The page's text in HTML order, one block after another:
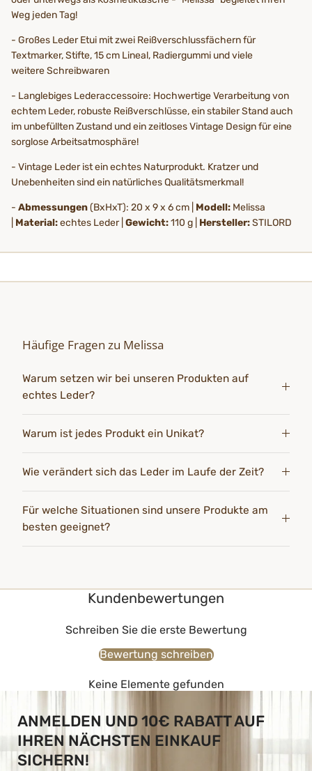
Weg jeden Tag!
- Großes Leder Etui mit zwei Reißverschlussfächern für
Textmarker, Stifte, 15 cm Lineal, Radiergummi und viele
weitere Schreibwaren
- Langlebiges Lederaccessoire: Hochwertige Verarbeitung von
echtem Leder, robuste Reißverschlüsse, ein stabiler Stand auch
im unbefüllten Zustand und ein zeitloses Vintage Design für eine
sorglose Arbeitsatmosphäre!
- Vintage Leder ist ein echtes Naturprodukt. Kratzer und
Unebenheiten sind ein natürliches Qualitätsmerkmal!
- Abmessungen(BxHxT): 20 x 9 x 6 cm | Modell: Melissa
Material:echtes Leder | Gewicht:110 g | Hersteller:STILORD
Häufige Fragen zu Melissa
Warum setzen wir bei unseren Produkten auf
echtes Leder?
Warum ist jedes Produkt ein Unikat?
Wie verändert sich das Leder im Laufe der Zeit?
Für welche Situationen sind unsere Produkte am
besten geeignet?
Kundenbewertungen
Schreiben Sie die erste Bewertung
Bewertung schreiben
Keine Elemente gefunden
ANMELDEN UND 10€ RABATT AUF
IHREN NÄCHSTEN EINKAUF
SICHERN!